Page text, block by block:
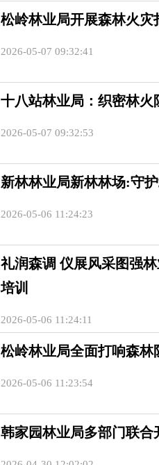
松岭林业局开展森林火灾
2026-05-07 09:32:41
十八站林业局：织密林火
2026-05-07 09:32:53
新林林业局新林林场:守
2026-05-06 11:24:23
礼润森调 仪展风采图强
培训
2026-05-06 11:24:11
松岭林业局全面打响森林
2026-05-06 11:23:54
韩家园林业局多部门联